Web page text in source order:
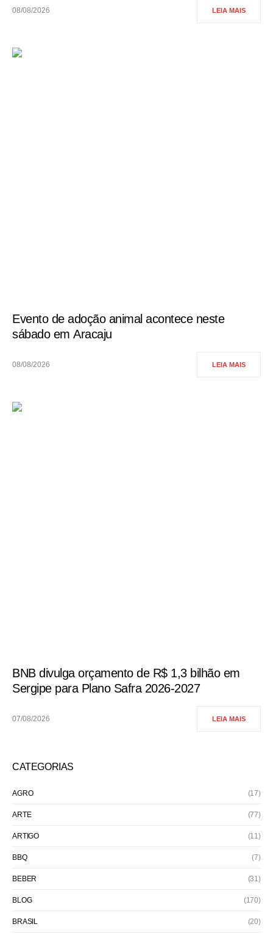
08/08/2026 LEIA MAIS
Evento de adoção animal acontece neste
sábado em Aracaju
08/08/2026 LEIA MAIS
BNB divulga orçamento de R$ 1,3 bilhão em
Sergipe para Plano Safra 2026-2027
07/08/2026 LEIA MAIS
CATEGORIAS
AGRO (17)
ARTE (77)
ARTIGO (11)
BBQ (7)
BEBER (31)
BLOG (170)
BRASIL (20)